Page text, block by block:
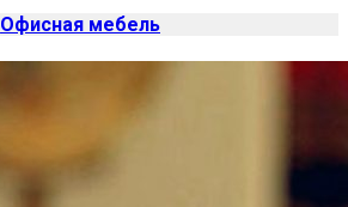
Офисная мебель